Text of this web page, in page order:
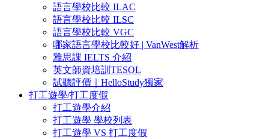
語言學校比較 ILAC
語言學校比較 ILSC
語言學校比較 VGC
哪家語言學校比較好 | VanWest解析
雅思課 IELTS 介紹
英文師資培訓TESOL
試聽評價｜HelloStudy獨家
打工遊學/打工度假
打工遊學介紹
打工遊學 學校列表
打工遊學 VS 打工度假